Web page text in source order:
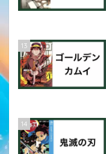
13
14